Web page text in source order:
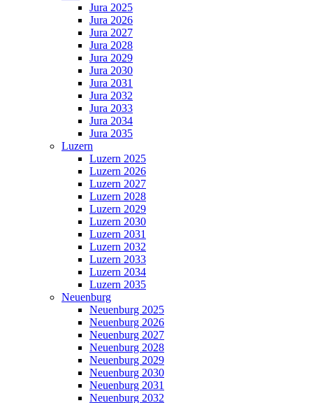
Jura 2025
Jura 2026
Jura 2027
Jura 2028
Jura 2029
Jura 2030
Jura 2031
Jura 2032
Jura 2033
Jura 2034
Jura 2035
Luzern
Luzern 2025
Luzern 2026
Luzern 2027
Luzern 2028
Luzern 2029
Luzern 2030
Luzern 2031
Luzern 2032
Luzern 2033
Luzern 2034
Luzern 2035
Neuenburg
Neuenburg 2025
Neuenburg 2026
Neuenburg 2027
Neuenburg 2028
Neuenburg 2029
Neuenburg 2030
Neuenburg 2031
Neuenburg 2032